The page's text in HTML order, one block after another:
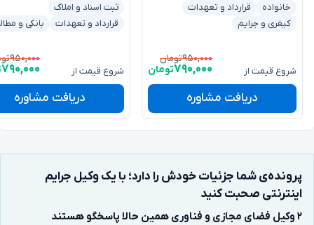
خانواده
قرارداد و تعهدات
کیفری و جرایم
شروع قیمت از
۹۵۰,۰۰۰تومان
۷۹۰,۰۰۰تومان
دریافت مشاوره
ثبت اسناد و املاک
قرارداد و تعهدات
بانکی و
شروع قیمت از
۹۵۰,۰۰۰
۷۹۰,۰۰۰
دریافت مشاوره
پرونده‌ی شما جزئیات خودش را دارد؛ با یک وکیل جرایم
اینترنتی صحبت کنید
۲ وکیل فضای مجازی و فناوری همین حالا پاسخگو هستند